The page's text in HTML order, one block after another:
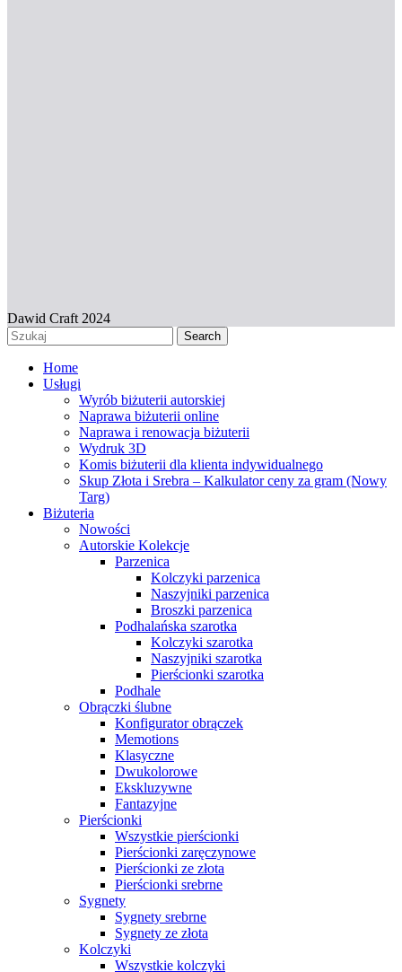
Dawid Craft 2024
Search
Home
Usługi
Wyrób biżuterii autorskiej
Naprawa biżuterii online
Naprawa i renowacja biżuterii
Wydruk 3D
Komis biżuterii dla klienta indywidualnego
Skup Złota i Srebra – Kalkulator ceny za gram (Nowy
Targ)
Biżuteria
Nowości
Autorskie Kolekcje
Parzenica
Kolczyki parzenica
Naszyjniki parzenica
Broszki parzenica
Podhalańska szarotka
Kolczyki szarotka
Naszyjniki szarotka
Pierścionki szarotka
Podhale
Obrączki ślubne
Konfigurator obrączek
Memotions
Klasyczne
Dwukolorowe
Ekskluzywne
Fantazyjne
Pierścionki
Wszystkie pierścionki
Pierścionki zaręczynowe
Pierścionki ze złota
Pierścionki srebrne
Sygnety
Sygnety srebrne
Sygnety ze złota
Kolczyki
Wszystkie kolczyki